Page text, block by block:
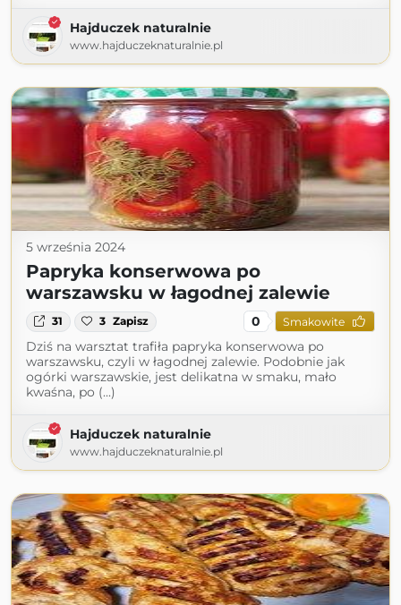
Hajduczek naturalnie
www.hajduczeknaturalnie.pl
5 września 2024
Papryka konserwowa po
warszawsku w łagodnej zalewie
31 3 Zapisz 0 Smakowite
Dziś na warsztat trafiła papryka konserwowa po
warszawsku, czyli w łagodnej zalewie. Podobnie jak
ogórki warszawskie, jest delikatna w smaku, mało
kwaśna, po (...)
Hajduczek naturalnie
www.hajduczeknaturalnie.pl